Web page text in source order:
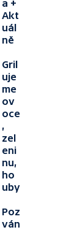
a +
Akt
uál
ně
Gril
uje
me
ov
oce
,
zel
eni
nu,
ho
uby
Poz
ván